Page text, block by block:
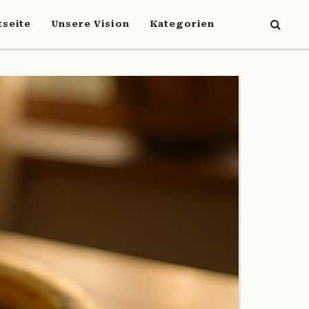
Unsere Vision Kategorien